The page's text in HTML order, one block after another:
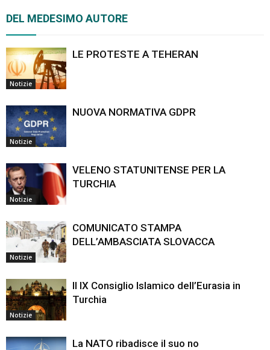
DEL MEDESIMO AUTORE
Notizie
LE PROTESTE A TEHERAN
Notizie
NUOVA NORMATIVA GDPR
Notizie
VELENO STATUNITENSE PER LA
TURCHIA
Notizie
COMUNICATO STAMPA
DELL’AMBASCIATA SLOVACCA
Notizie
Il IX Consiglio Islamico dell’Eurasia in
Turchia
La NATO ribadisce il suo no